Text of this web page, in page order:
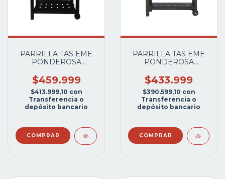
PARRILLA TAS EME
PONDEROSA
S/TAPA C/TEJUELAS
REFRACT.EN PISO Y
PARED
$459.999
$413.999,10 con
Transferencia o
depósito bancario
PARRILLA TAS EME
PONDEROSA
S/TAPA C/TEJUELAS
REF EN PISO
$433.999
$390.599,10 con
Transferencia o
depósito bancario